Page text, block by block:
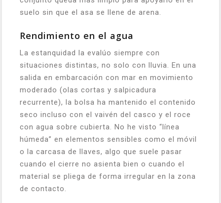
suelo sin que el asa se llene de arena.
Rendimiento en el agua
La estanquidad la evalúo siempre con
situaciones distintas, no solo con lluvia. En una
salida en embarcación con mar en movimiento
moderado (olas cortas y salpicadura
recurrente), la bolsa ha mantenido el contenido
seco incluso con el vaivén del casco y el roce
con agua sobre cubierta. No he visto “línea
húmeda” en elementos sensibles como el móvil
o la carcasa de llaves, algo que suele pasar
cuando el cierre no asienta bien o cuando el
material se pliega de forma irregular en la zona
de contacto.